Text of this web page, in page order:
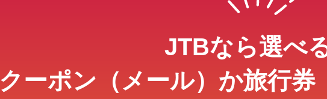
JTBなら選べる
クーポン（メール）か旅行券